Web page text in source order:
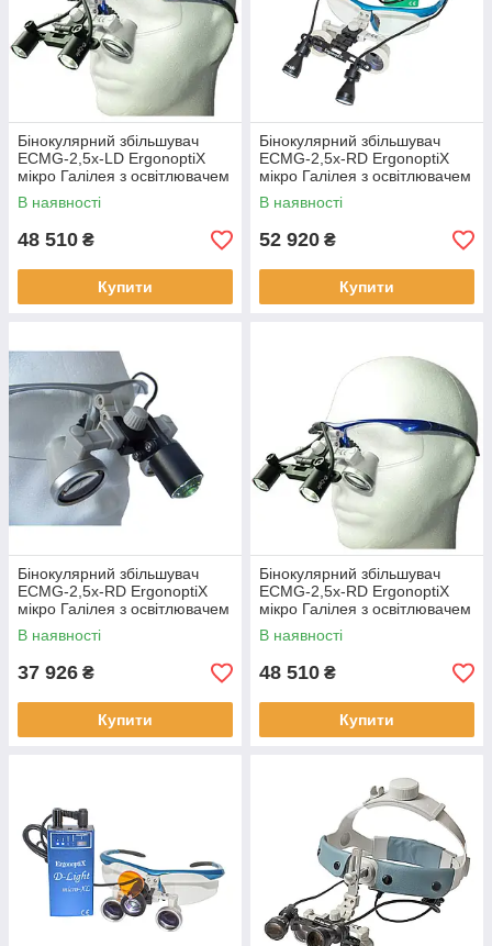
Бінокулярний збільшувач
ECMG-2,5x-LD ErgonoptiX
мікро Галілея з освітлювачем
D-Light Duo
В наявності
48 510 ₴
Купити
Бінокулярний збільшувач
ECMG-2,5x-RD ErgonoptiX
мікро Галілея з освітлювачем
D-Light Duo HD
В наявності
52 920 ₴
Купити
Бінокулярний збільшувач
ECMG-2,5x-RD ErgonoptiX
мікро Галілея з освітлювачем
D-Light micro XL та УФ фільтр
В наявності
37 926 ₴
Купити
Бінокулярний збільшувач
ECMG-2,5x-RD ErgonoptiX
мікро Галілея з освітлювачем
D-Light Duo
В наявності
48 510 ₴
Купити